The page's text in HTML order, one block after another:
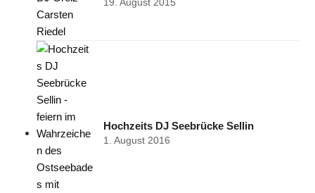
Hochzeits DJ Seebrücke Sellin
1. August 2016